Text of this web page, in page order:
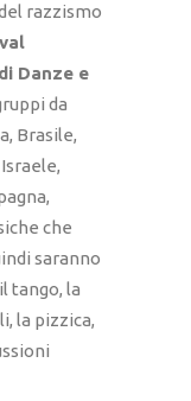
razzismo
Danze e
da
Brasile,
che
saranno
tango, la
la pizzica,